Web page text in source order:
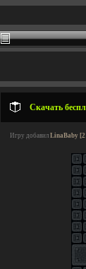
Скачать
Игру добавил LinaBaby